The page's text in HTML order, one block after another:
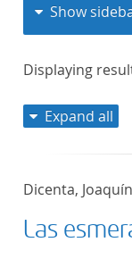
Show
Displaying
Expand all
Dicenta, Joaquín
Las